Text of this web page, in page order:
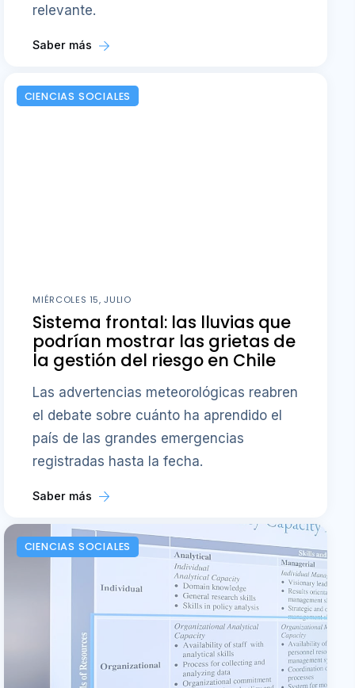
relevante.
Saber más
CIENCIAS SOCIALES
MIÉRCOLES 15, JULIO
Sistema frontal: las lluvias que
podrían mostrar las grietas de
la gestión del riesgo en Chile
Las advertencias meteorológicas reabren
el debate sobre cuánto ha aprendido el
país de las grandes emergencias
registradas hasta la fecha.
Saber más
CIENCIAS SOCIALES